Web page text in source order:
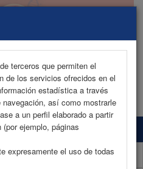
terceros que permiten el
de los servicios ofrecidos en el
estadística a través
así como mostrarle
a un perfil elaborado a partir
ejemplo, páginas
expresamente el uso de todas